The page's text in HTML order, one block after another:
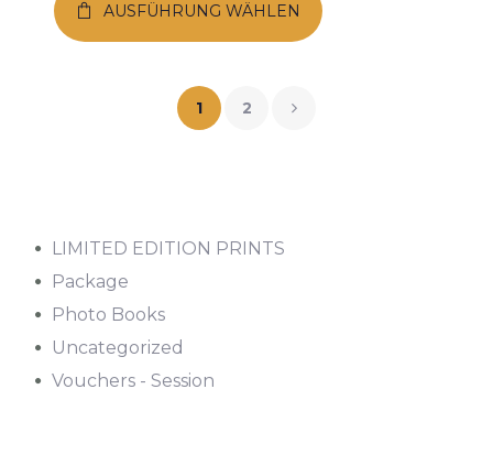
AUSFÜHRUNG WÄHLEN
1 2
LIMITED EDITION PRINTS
Package
Photo Books
Uncategorized
Vouchers - Session